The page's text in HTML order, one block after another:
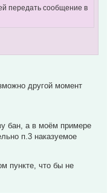
передать сообщение в
другой момент
бан, а в моём примере
п.3 наказуемое
пункте, что бы не